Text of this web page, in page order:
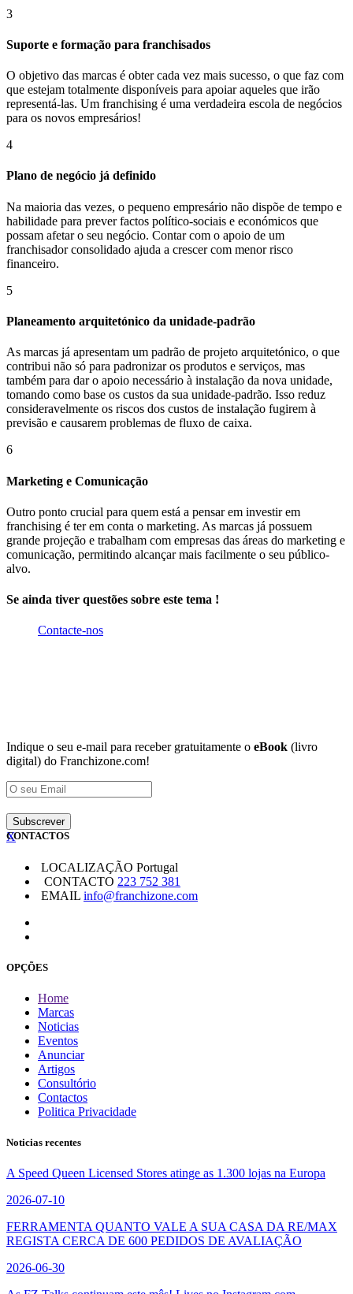
3
Suporte e formação para franchisados
O objetivo das marcas é obter cada vez mais sucesso, o que faz com
que estejam totalmente disponíveis para apoiar aqueles que irão
representá-las. Um franchising é uma verdadeira escola de negócios
para os novos empresários!
4
Plano de negócio já definido
Na maioria das vezes, o pequeno empresário não dispõe de tempo e
habilidade para prever factos político-sociais e económicos que
possam afetar o seu negócio. Contar com o apoio de um
franchisador consolidado ajuda a crescer com menor risco
financeiro.
5
Planeamento arquitetónico da unidade-padrão
As marcas já apresentam um padrão de projeto arquitetónico, o que
contribui não só para padronizar os produtos e serviços, mas
também para dar o apoio necessário à instalação da nova unidade,
tomando como base os custos da sua unidade-padrão. Isso reduz
consideravelmente os riscos dos custos de instalação fugirem à
previsão e causarem problemas de fluxo de caixa.
6
Marketing e Comunicação
Outro ponto crucial para quem está a pensar em investir em
franchising é ter em conta o marketing. As marcas já possuem
grande projeção e trabalham com empresas das áreas do marketing e
comunicação, permitindo alcançar mais facilmente o seu público-
alvo.
Se ainda tiver questões sobre este tema !
Contacte-nos
Indique o seu e-mail para receber gratuitamente o eBook (livro
digital) do Franchizone.com!
X
CONTACTOS
LOCALIZAÇÃO Portugal
CONTACTO 223 752 381
EMAIL info@franchizone.com
OPÇÕES
Home
Marcas
Noticias
Eventos
Anunciar
Artigos
Consultório
Contactos
Politica Privacidade
Noticias recentes
A Speed Queen Licensed Stores atinge as 1.300 lojas na Europa
2026-07-10
FERRAMENTA QUANTO VALE A SUA CASA DA RE/MAX
REGISTA CERCA DE 600 PEDIDOS DE AVALIAÇÃO
2026-06-30